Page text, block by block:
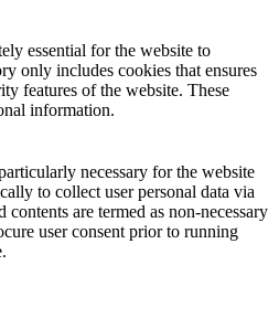
essential for the website to
only includes cookies that ensures
features of the website. These
information.
necessary for the website
to collect user personal data via
contents are termed as non-necessary
user consent prior to running